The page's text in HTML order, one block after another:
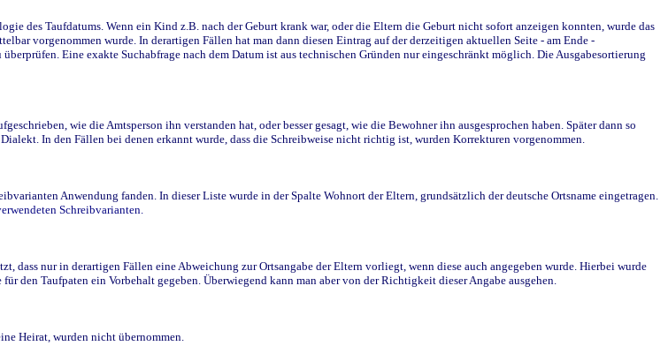
des Taufdatums. Wenn ein Kind z.B. nach der Geburt krank war, oder die Eltern die Geburt nicht sofort anzeigen konnten, wurde das
vorgenommen wurde. In derartigen Fällen hat man dann diesen Eintrag auf der derzeitigen aktuellen Seite - am Ende -
Eine exakte Suchabfrage nach dem Datum ist aus technischen Gründen nur eingeschränkt möglich. Die Ausgabesortierung
wie die Amtsperson ihn verstanden hat, oder besser gesagt, wie die Bewohner ihn ausgesprochen haben. Später dann so
In den Fällen bei denen erkannt wurde, dass die Schreibweise nicht richtig ist, wurden Korrekturen vorgenommen.
Anwendung fanden. In dieser Liste wurde in der Spalte Wohnort der Eltern, grundsätzlich der deutsche Ortsname eingetragen.
Schreibvarianten.
dass nur in derartigen Fällen eine Abweichung zur Ortsangabe der Eltern vorliegt, wenn diese auch angegeben wurde. Hierbei wurde
den Taufpaten ein Vorbehalt gegeben. Überwiegend kann man aber von der Richtigkeit dieser Angabe ausgehen.
Heirat, wurden nicht übernommen.